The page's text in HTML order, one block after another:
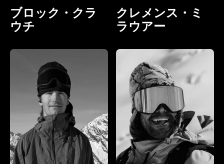
ブロック・クラ
ウチ
クレメンス・ミ
ラウアー